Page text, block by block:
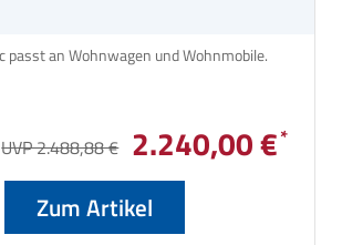
UVP 2.488,88 € 2.240,00 €
Zum Artikel